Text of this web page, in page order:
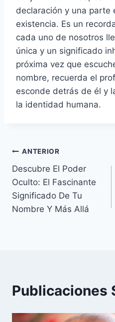
declaración y una parte
existencia. Es un
cada uno de nosotros
única y un significado
próxima vez que
nombre, recuerda el
esconde detrás de él y
la identidad humana.
Navegación
de
entradas
ANTERIOR
Descubre El Poder
Oculto: El Fascinante
Significado De Tu
Nombre Y Más Allá
Publicaciones